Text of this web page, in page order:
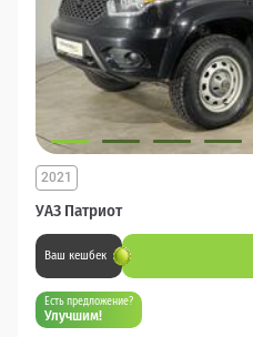
УАЗ Патриот
2021
Ваш кешбек
Есть предложение?
Улучшим!